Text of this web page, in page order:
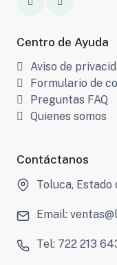
Centro de Ayuda
Aviso de
Formulario de
Preguntas FAQ
Quienes somos
Contáctanos
Toluca, Estado
Email:
Tel: 722 213